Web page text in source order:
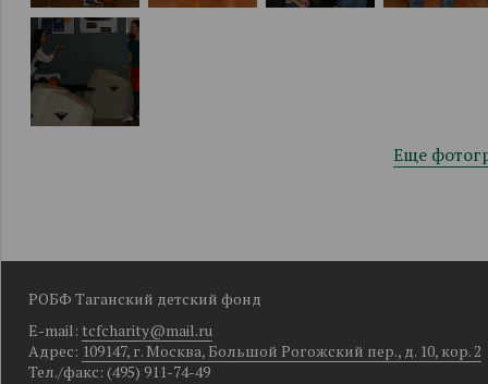
Еще
РОБФ Таганский детский фонд
E-mail: tcfcharity@mail.ru
Адрес: 109147, г. Москва, Большой Рогожский пер., д. 10, кор. 2
Тел./факс: (495) 911-74-49